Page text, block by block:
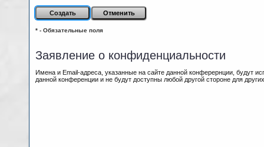
* - Обязательные поля
Заявление о конфиденциальности
Имена и Email-адреса, указанные на сайте данной конферернции, будут
данной конференции и не будут доступны любой другой стороне для